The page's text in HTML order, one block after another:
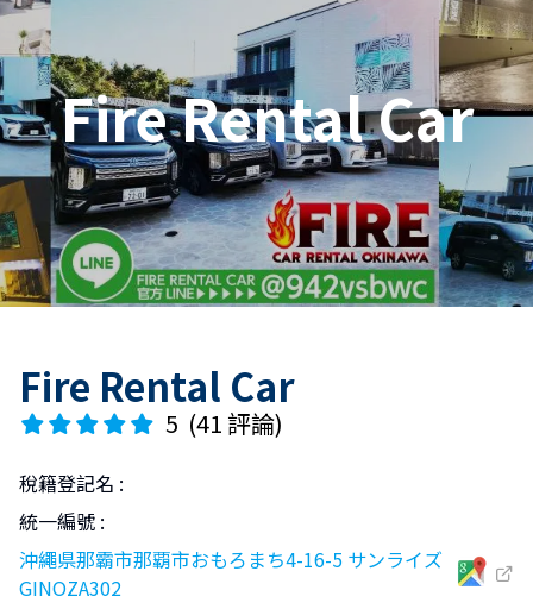
Fire Rental Car
Fire Rental Car
5 (41 評論)
稅籍登記名 :
統一編號 :
沖繩県那霸市那覇市おもろまち4-16-5 サンライズ
GINOZA302